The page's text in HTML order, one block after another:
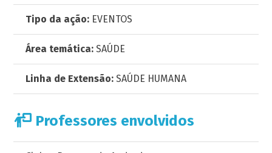
Tipo da ação: EVENTOS
Área temática: SAÚDE
Linha de Extensão: SAÚDE HUMANA
Professores envolvidos